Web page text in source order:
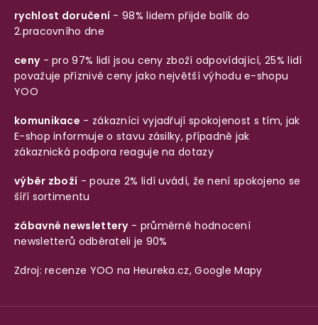
rychlost doručení - 98% lidem přijde balík do
2.pracovního dne
ceny- pro 97% lidí jsou ceny zboží odpovídající, 25% lidí
považuje příznivé ceny jako největší výhodu e-shopu
YOO
komunikace - zákazníci vyjadřují spokojenost s tím, jak
E-shop informuje o stavu zásilky, případně jak
zákaznická podpora reaguje na dotazy
výběr zboží - pouze 2% lidí uvádí, že není spokojeno se
šíří sortimentu
zábavné newslettery- průměrné hodnocení
newsletterů odběrateli je 90%
Zdroj: recenze YOO na Heureka.cz,Google Mapy